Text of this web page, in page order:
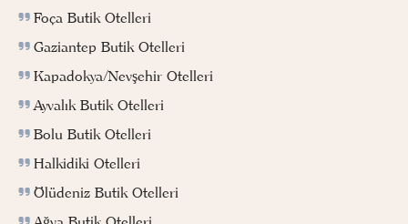
Foça Butik Otelleri
Gaziantep Butik Otelleri
Kapadokya/Nevşehir Otelleri
Ayvalık Butik Otelleri
Bolu Butik Otelleri
Halkidiki Otelleri
Ölüdeniz Butik Otelleri